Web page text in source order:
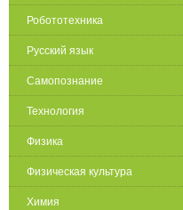
Робототехника
Русский язык
Самопознание
Технология
Физика
Физическая культура
Химия